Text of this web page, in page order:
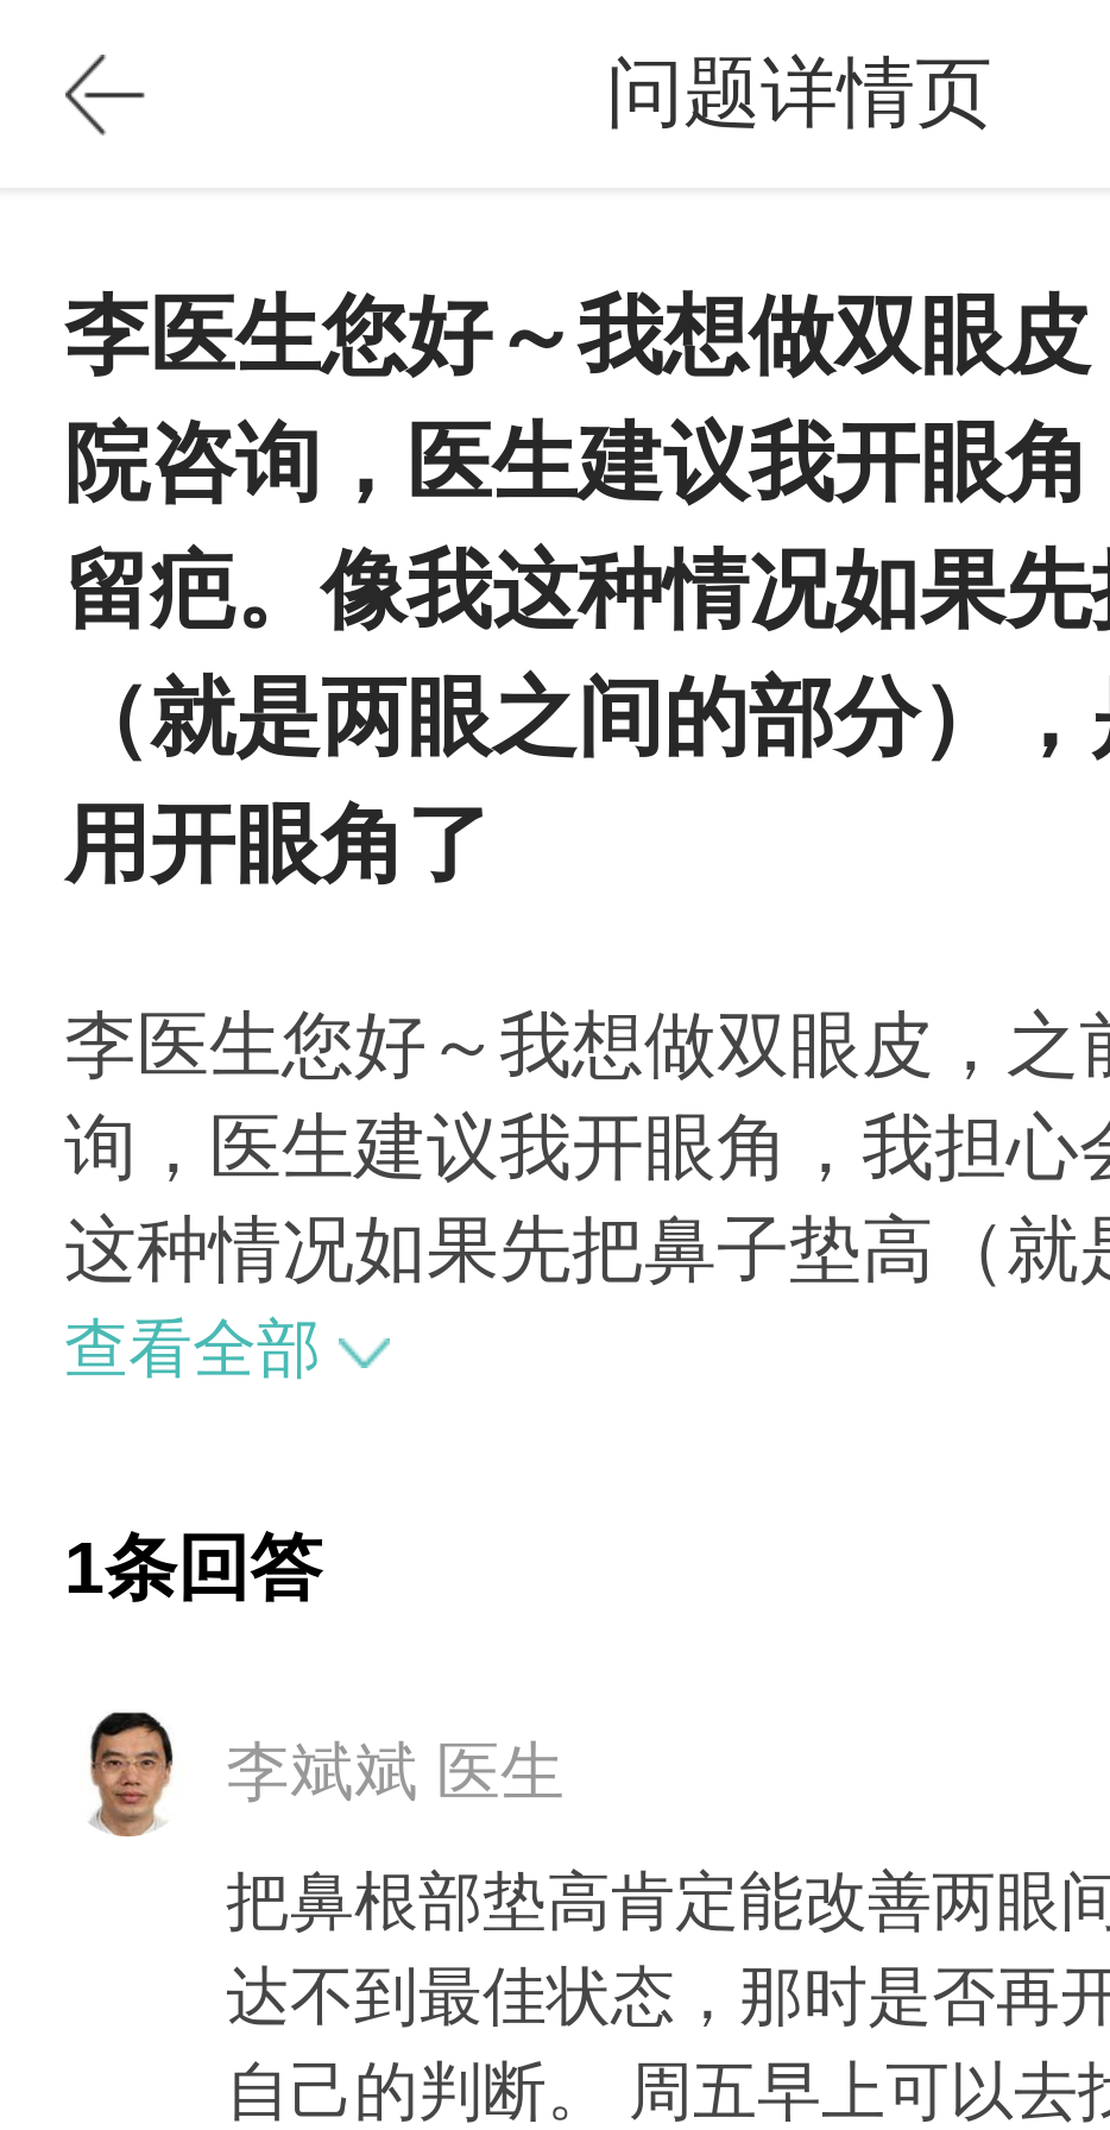
问题详情页
李医生您好～我想做双眼
院咨询，医生建议我开眼
留疤。像我这种情况如果
（就是两眼之间的部分）
用开眼角了
李医生您好～我想做双眼皮，之
询，医生建议我开眼角，我担心
这种情况如果先把鼻子垫高（就
部分），是不是就不用开眼角了
接去旧楼五层找您可以吗？把鼻
那时是否再开眼角，要看你自
五早上可以去找我，我在安贞医
楼整形科
查看全部
1条回答
李斌斌 医生
把鼻根部垫高肯定能改善两眼
达不到最佳状态，那时是否再
自己的判断。 周五早上可以去